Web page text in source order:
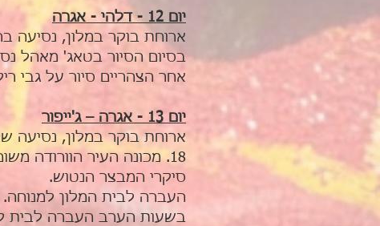
יום 12 - דלהי - אגרה
ארוחת בוקר במלון, נסיעה ברכב פרטי עם
בסיום הסיור בטאג' מאהל
אחר הצהריים סיור על גבי
יום 13 - אגרה – ג'ייפור
18. מכונה העיר הוורודה
סיקרי המבצר הנטוש.
העברה לבית המלון למנוחה.
בשעות הערב העברה לבית